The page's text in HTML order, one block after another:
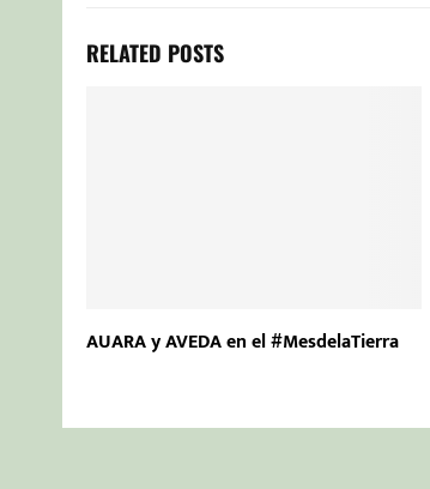
RELATED POSTS
AUARA y AVEDA en el #MesdelaTierra